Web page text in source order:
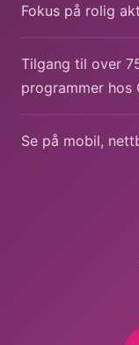
Fokus på rolig
Tilgang til over
programmer hos
Se på mobil,